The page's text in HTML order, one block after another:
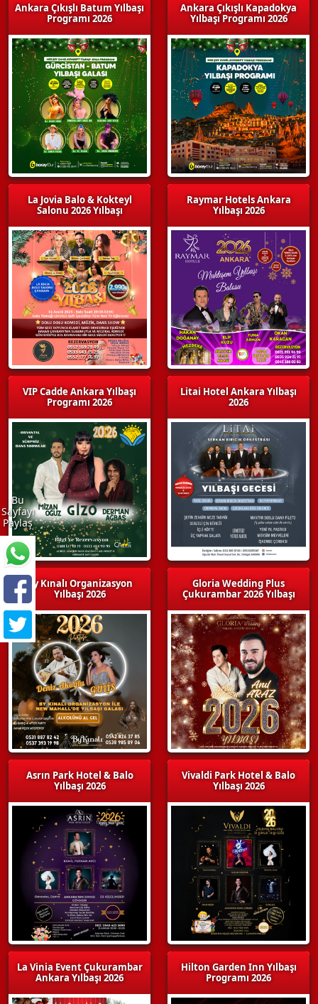
Ankara Çıkışlı Batum Yılbaşı
Programı 2026
La Jovia Balo & Kokteyl
Salonu 2026 Yılbaşı
VIP Cadde Ankara Yılbaşı
Programı 2026
By Kınalı Organizasyon
Yılbaşı 2026
Asrın Park Hotel & Balo
Yılbaşı 2026
La Vinia Event Çukurambar
Ankara Yılbaşı 2026
Ankara Çıkışlı Kapadokya
Yılbaşı Programı 2026
Raymar Hotels Ankara
Yılbaşı 2026
Litai Hotel Ankara Yılbaşı
2026
Gloria Wedding Plus
Çukurambar 2026 Yılbaşı
Vivaldi Park Hotel & Balo
Yılbaşı 2026
Hilton Garden Inn Yılbaşı
Programı 2026
Bu
Sayfayı
Paylaş